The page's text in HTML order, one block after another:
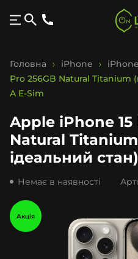
Головна iPhone
Pro 256GB Natural Titanium
A E-Sim
Apple iPhone 15
Natural
ідеальний
Немає в наявності
Акція